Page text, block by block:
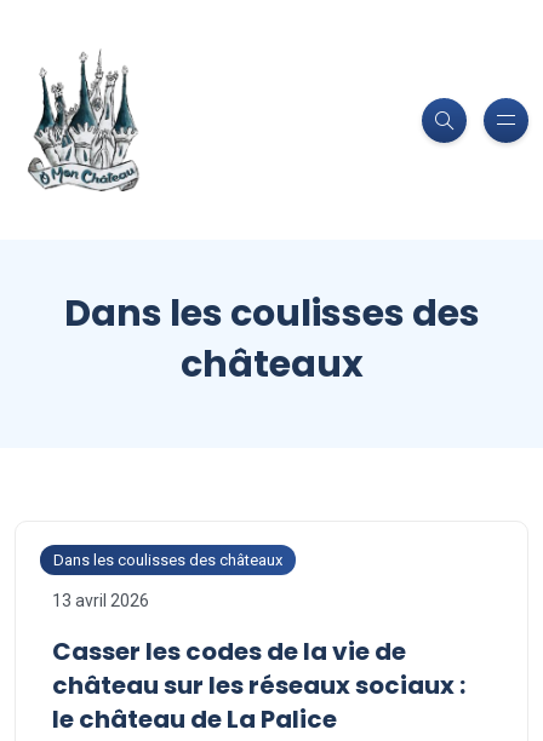
Dans les coulisses des
châteaux
Dans les coulisses des châteaux
13 avril 2026
Casser les codes de la vie de
château sur les réseaux sociaux :
le château de La Palice